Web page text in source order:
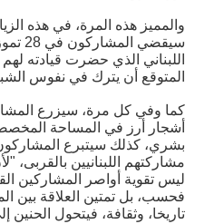
والمميز هذه المرة، في هذه
سيقضي
اللبناني الذي حضرت قيادته
المتوقع أن يترك في نفوس
كما وفي كل مرة، سيزرع
أشجار أرز في المساحة
بشري، كذلك سيتبرع
مشاركتهم اللبنانيين بالقربى،
ليس تقوية أواصر المشاركين
فحسب، بل تمتين العلاقة بين
تاريخا، وثقافة، فيتحول